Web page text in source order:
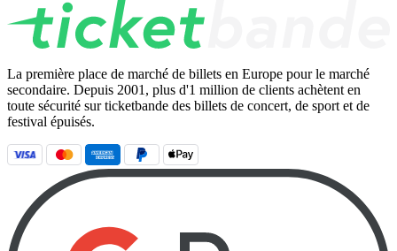
La première place de marché de billets en Europe pour le marché
secondaire. Depuis 2001, plus d'1 million de clients achètent en
toute sécurité sur ticketbande des billets de concert, de sport et de
festival épuisés.